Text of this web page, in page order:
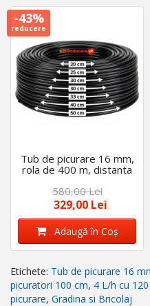
-43%
reducere
Tub de picurare 16 mm,
rola de 400 m, distanta
L/h
580,00 Lei
329,00 Lei
Adaugă în Coş
Etichete: Tub de picurare 16
picuratori 100 cm, 4 L/h cu
picurare, Gradina si Bricolaj